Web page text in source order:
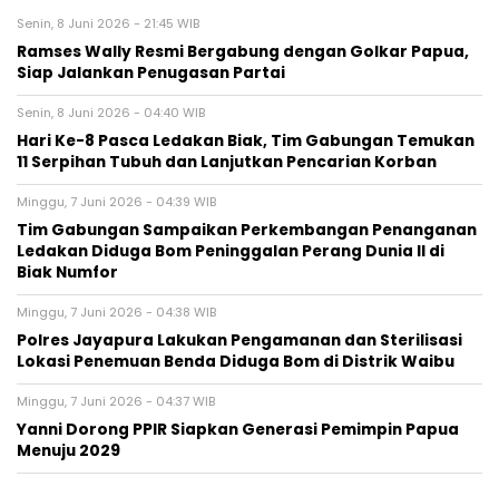
Senin, 8 Juni 2026 - 21:45 WIB
Ramses Wally Resmi Bergabung dengan Golkar Papua,
Siap Jalankan Penugasan Partai
Senin, 8 Juni 2026 - 04:40 WIB
Hari Ke-8 Pasca Ledakan Biak, Tim Gabungan Temukan
11 Serpihan Tubuh dan Lanjutkan Pencarian Korban
Minggu, 7 Juni 2026 - 04:39 WIB
Tim Gabungan Sampaikan Perkembangan Penanganan
Ledakan Diduga Bom Peninggalan Perang Dunia II di
Biak Numfor
Minggu, 7 Juni 2026 - 04:38 WIB
Polres Jayapura Lakukan Pengamanan dan Sterilisasi
Lokasi Penemuan Benda Diduga Bom di Distrik Waibu
Minggu, 7 Juni 2026 - 04:37 WIB
Yanni Dorong PPIR Siapkan Generasi Pemimpin Papua
Menuju 2029